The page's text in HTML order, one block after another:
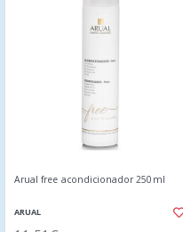
Arual free acondicionador 250ml
ARUAL